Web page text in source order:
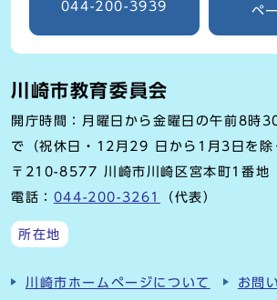
044-200-3939
ペ
川崎市教育委員会
開庁時間：月曜日から金曜日の午前8時
で（祝休日・12月29 日から1月3日を除
〒210-8577 川崎市川崎区宮本町1番地
電話： 044-200-3261 （代表）
所在地
川崎市ホームページについて お問